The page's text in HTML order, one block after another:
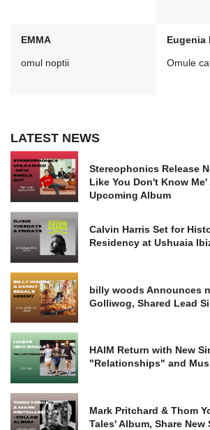
EMMA
omul noptii
Eugenia
Omule
LATEST NEWS
Stereophonics Release
Like You Don't Know
Upcoming Album
Calvin Harris Set for
Residency at Ushuaia
billy woods Announces
Golliwog, Shared Lead
HAIM Return with New
"Relationships" and
Mark Pritchard & Thom
Tales' Album, Share New